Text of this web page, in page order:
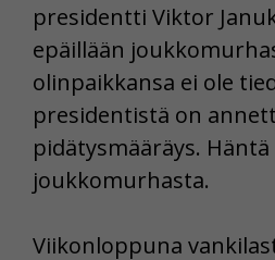
presidentti Viktor
epäillään
olinpaikkansa ei ole
presidentistä on
pidätysmääräys. Häntä
joukkomurhasta.
Viikonloppuna